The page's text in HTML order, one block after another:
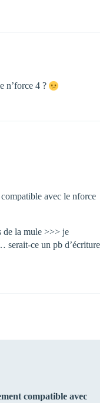
n’force 4 ?
avec le nforce
de la mule >>> je
serait-ce un pb d’écriture
compatible avec